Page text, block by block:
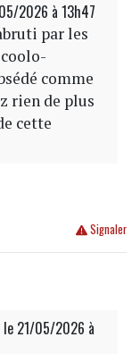
2026 à 13h47
par les
comme
rien de plus
cette
Signaler
le 21/05/2026 à